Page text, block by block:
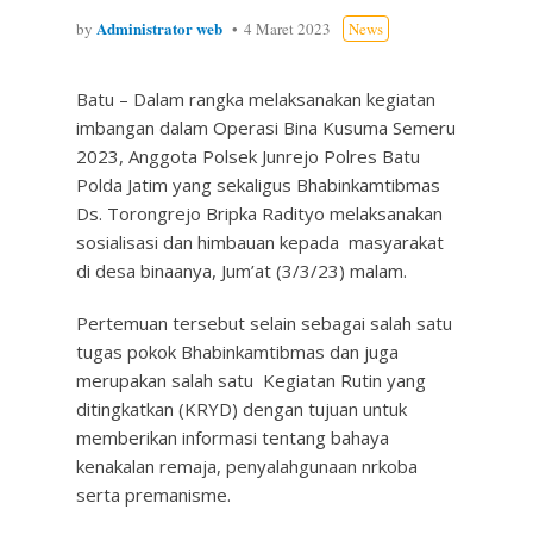
by Administrator web 4 Maret 2023 News
Batu – Dalam rangka melaksanakan kegiatan
imbangan dalam Operasi Bina Kusuma Semeru
2023, Anggota Polsek Junrejo Polres Batu
Polda Jatim yang sekaligus Bhabinkamtibmas
Ds. Torongrejo Bripka Radityo melaksanakan
sosialisasi dan himbauan kepada masyarakat
di desa binaanya, Jum’at (3/3/23) malam.
Pertemuan tersebut selain sebagai salah satu
tugas pokok Bhabinkamtibmas dan juga
merupakan salah satu Kegiatan Rutin yang
ditingkatkan (KRYD) dengan tujuan untuk
memberikan informasi tentang bahaya
kenakalan remaja, penyalahgunaan nrkoba
serta premanisme.